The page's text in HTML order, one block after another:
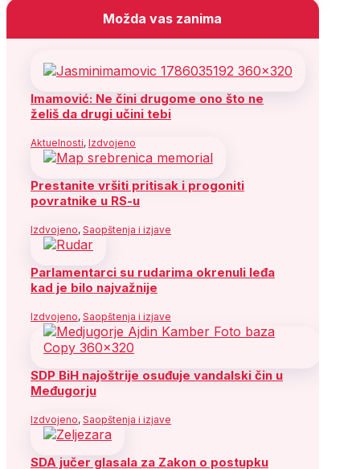
Možda vas zanima
Imamović: Ne čini drugome ono što ne
želiš da drugi učini tebi
Aktuelnosti, Izdvojeno
Prestanite vršiti pritisak i progoniti
povratnike u RS-u
Izdvojeno, Saopštenja i izjave
Parlamentarci su rudarima okrenuli leđa
kad je bilo najvažnije
Izdvojeno, Saopštenja i izjave
SDP BiH najoštrije osuđuje vandalski čin u
Međugorju
Izdvojeno, Saopštenja i izjave
SDA jučer glasala za Zakon o postupku